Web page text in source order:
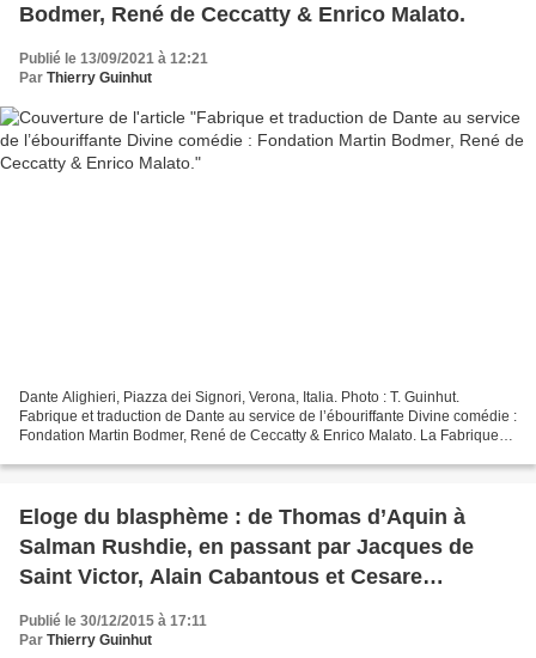
Bodmer, René de Ceccatty & Enrico Malato.
Publié le 13/09/2021 à 12:21
Par Thierry Guinhut
Dante Alighieri, Piazza dei Signori, Verona, Italia. Photo : T. Guinhut.
Fabrique et traduction de Dante au service de l’ébouriffante Divine comédie :
Fondation Martin Bodmer, René de Ceccatty & Enrico Malato. La Fabrique
Eloge du blasphème : de Thomas d’Aquin à
Salman Rushdie, en passant par Jacques de
Saint Victor, Alain Cabantous et Cesare
Beccaria.
Publié le 30/12/2015 à 17:11
Par Thierry Guinhut